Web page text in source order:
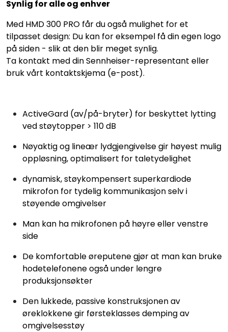
Synlig for alle og enhver
Med HMD 300 PRO får du også mulighet for et
tilpasset design: Du kan for eksempel få din egen logo
på siden - slik at den blir meget synlig.
Ta kontakt med din Sennheiser-representant eller
bruk vårt kontaktskjema (e-post).
ActiveGard (av/på-bryter) for beskyttet lytting
ved støytopper > 110 dB
Nøyaktig og lineær lydgjengivelse gir høyest mulig
oppløsning, optimalisert for taletydelighet
dynamisk, støykompensert superkardiode
mikrofon for tydelig kommunikasjon selv i
støyende omgivelser
Man kan ha mikrofonen på høyre eller venstre
side
De komfortable øreputene gjør at man kan bruke
hodetelefonene også under lengre
produksjonsøkter
Den lukkede, passive konstruksjonen av
øreklokkene gir førsteklasses demping av
omgivelsesstøy